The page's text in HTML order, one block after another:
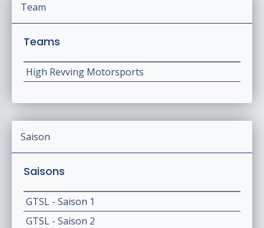
Team
Teams
High Revving Motorsports
Saison
Saisons
GTSL - Saison 1
GTSL - Saison 2